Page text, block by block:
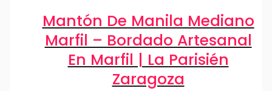
Mantón De Manila Mediano
Marfil – Bordado Artesanal
En Marfil | La Parisién
Zaragoza